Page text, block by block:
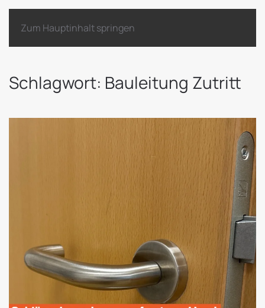
Zum Hauptinhalt springen
Schlagwort: Bauleitung Zutritt